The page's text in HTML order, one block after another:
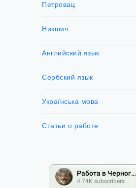
Петровац
Никшич
Английский язык
Сербский язык
Українська мова
Статьи о работе